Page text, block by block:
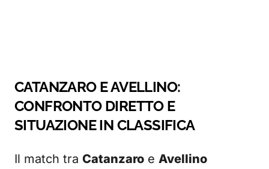
CATANZARO E AVELLINO:
CONFRONTO DIRETTO E
SITUAZIONE IN CLASSIFICA
Il match tra Catanzaro e Avellino